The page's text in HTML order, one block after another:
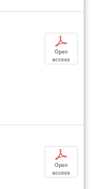
p
Open
access
p
Open
access